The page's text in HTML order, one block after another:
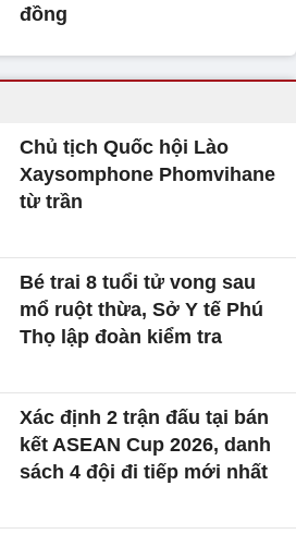
đồng
Chủ tịch Quốc hội Lào
Xaysomphone Phomvihane
từ trần
Bé trai 8 tuổi tử vong sau
mổ ruột thừa, Sở Y tế Phú
Thọ lập đoàn kiểm tra
Xác định 2 trận đấu tại bán
kết ASEAN Cup 2026, danh
sách 4 đội đi tiếp mới nhất